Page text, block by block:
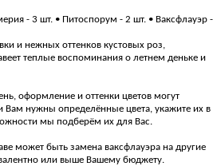
- 3 шт. • Питоспорум - 2 шт. • Ваксфлауэр -
и нежных оттенков кустовых роз,
теплые воспоминания о летнем деньке и
оформление и оттенки цветов могут
Вам нужны определённые цвета, укажите их в
мы подберём их для Вас.
может быть замена ваксфлауэра на другие
или выше Вашему бюджету.